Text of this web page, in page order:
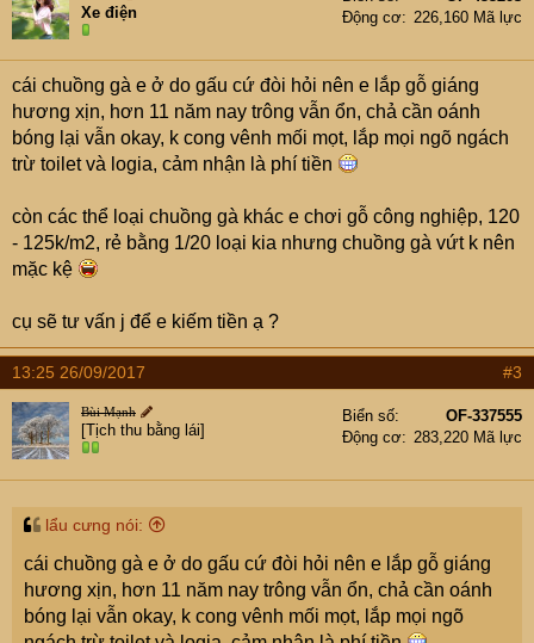
Xe điện
Động cơ
226,160 Mã lực
cái chuồng gà e ở do gấu cứ đòi hỏi nên e lắp gỗ giáng
hương xịn, hơn 11 năm nay trông vẫn ổn, chả cần oánh
bóng lại vẫn okay, k cong vênh mối mọt, lắp mọi ngõ ngách
trừ toilet và logia, cảm nhận là phí tiền
còn các thể loại chuồng gà khác e chơi gỗ công nghiệp, 120
- 125k/m2, rẻ bằng 1/20 loại kia nhưng chuồng gà vứt k nên
mặc kệ
cụ sẽ tư vấn j để e kiếm tiền ạ ?
13:25 26/09/2017 #3
Bùi Mạnh
[Tịch thu bằng lái]
Biển số
OF-337555
Động cơ
283,220 Mã lực
lẩu cưng nói:
cái chuồng gà e ở do gấu cứ đòi hỏi nên e lắp gỗ giáng
hương xịn, hơn 11 năm nay trông vẫn ổn, chả cần oánh
bóng lại vẫn okay, k cong vênh mối mọt, lắp mọi ngõ